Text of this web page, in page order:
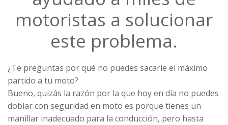
motoristas a solucionar
este problema.
¿Te preguntas por qué no puedes sacarle el máximo
partido a tu moto?
Bueno, quizás la razón por la que hoy en día no puedes
doblar con seguridad en moto es porque tienes un
manillar inadecuado para la conducción, pero hasta